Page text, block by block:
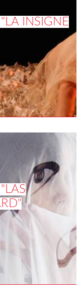
INSIGNE